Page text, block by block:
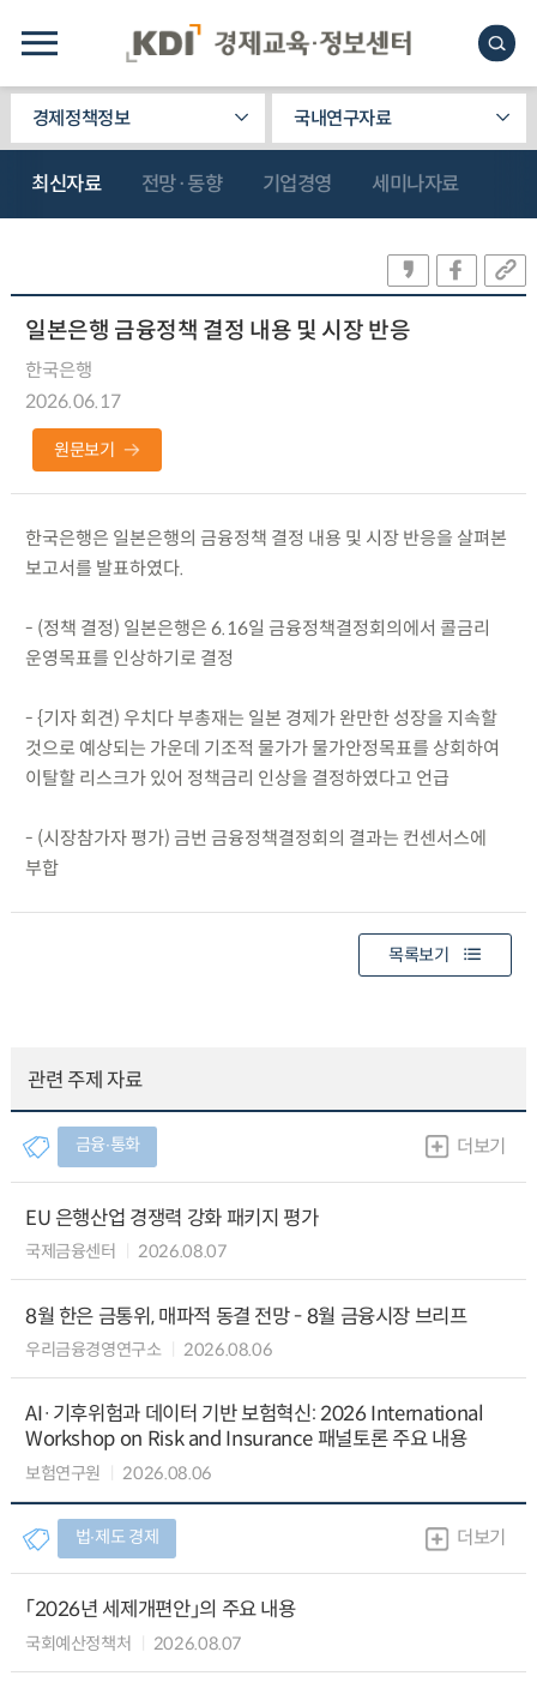
경제정책정보 국내연구자료
최신자료 전망·동향 기업경영 세미나자료
일본은행 금융정책 결정 내용 및 시장 반응
한국은행
2026.06.17
원문보기
한국은행은 일본은행의 금융정책 결정 내용 및 시장 반응을 살펴본
보고서를 발표하였다.
- (정책 결정) 일본은행은 6.16일 금융정책결정회의에서 콜금리
운영목표를 인상하기로 결정
- {기자 회견) 우치다 부총재는 일본 경제가 완만한 성장을 지속할
것으로 예상되는 가운데 기조적 물가가 물가안정목표를 상회하여
이탈할 리스크가 있어 정책금리 인상을 결정하였다고 언급
- (시장참가자 평가) 금번 금융정책결정회의 결과는 컨센서스에
부합
목록보기
관련 주제 자료
금융∙통화 더보기
EU 은행산업 경쟁력 강화 패키지 평가
국제금융센터 2026.08.07
8월 한은 금통위, 매파적 동결 전망 - 8월 금융시장 브리프
우리금융경영연구소 2026.08.06
AI·기후위험과 데이터 기반 보험혁신: 2026 International
Workshop on Risk and Insurance 패널토론 주요 내용
보험연구원 2026.08.06
법∙제도 경제 더보기
「2026년 세제개편안」의 주요 내용
국회예산정책처 2026.08.07